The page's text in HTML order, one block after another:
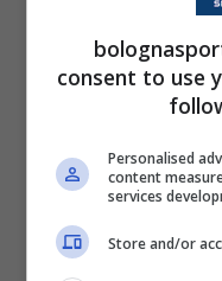
arabi per dare
Il prolungamento
pronto: per lui
dell’ingaggio
Un piccolo indizio
però già fornito
consent to use
Personalised
content
services
Store and/or